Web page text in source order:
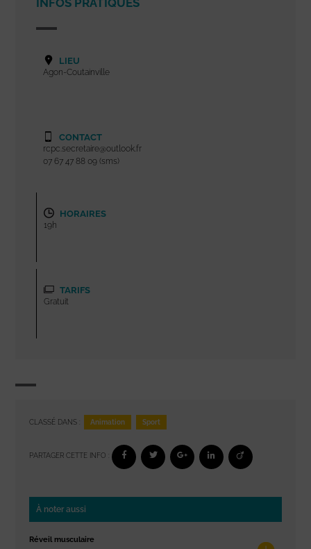
INFOS PRATIQUES
LIEU
Agon-Coutainville
CONTACT
rcpc.secretaire@outlook.fr
07 67 47 88 09 (sms)
HORAIRES
19h
TARIFS
Gratuit
CLASSÉ DANS : Animation Sport
PARTAGER CETTE INFO :
À noter aussi
Réveil musculaire